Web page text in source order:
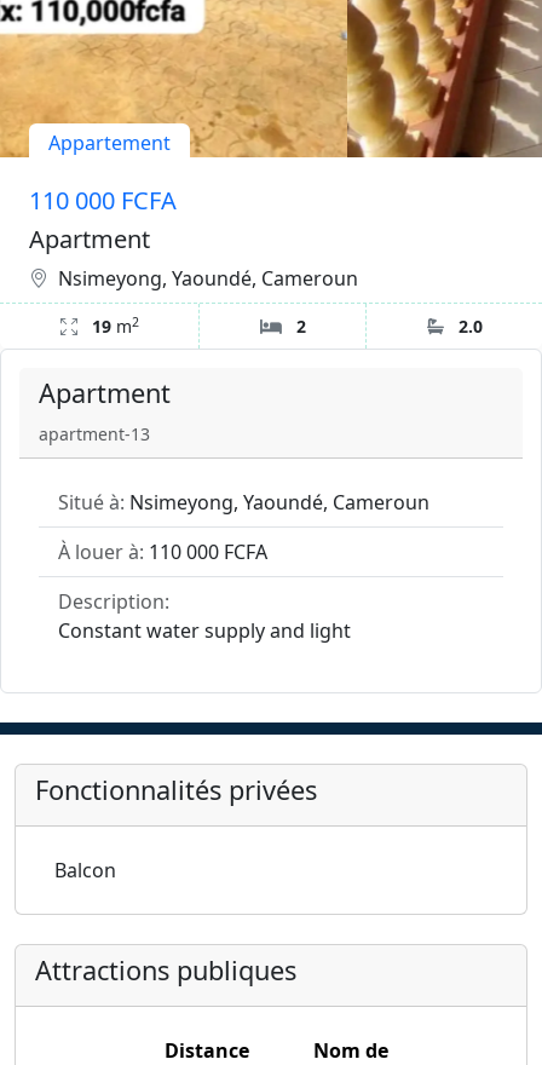
Apartment
apartment-13
Situé à: Nsimeyong, Yaoundé, Cameroun
À louer à: 110 000 FCFA
Description:
Constant water supply and light
Appartement
110 000 FCFA
Apartment
Nsimeyong, Yaoundé, Cameroun
19m2 2 2.0
Fonctionnalités privées
Balcon
Attractions publiques
Distance
Nom de